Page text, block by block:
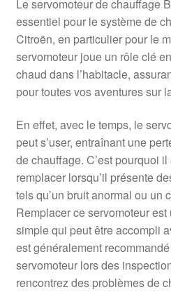
Le servomoteur de chauffage
essentiel pour le système de
Citroën, en particulier pour le
servomoteur joue un rôle clé
chaud dans l’habitacle,
pour toutes vos aventures sur
En effet, avec le temps, le
peut s’user, entraînant une
de chauffage. C’est pourquoi
remplacer lorsqu’il présente
tels qu’un bruit anormal ou un
Remplacer ce servomoteur
simple qui peut être accompli
est généralement
servomoteur lors des
rencontrez des problèmes de